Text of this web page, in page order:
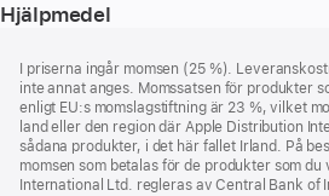
Hjälpmedel
I priserna ingår momsen (25 %).
inte annat anges. Momssatsen för produkter
enligt EU:s momslagstiftning är 23 %, vilket
land eller den region där Apple Distribution
sådana produkter, i det här fallet Irland. På
momsen som betalas för de produkter som
International Ltd. regleras av Central Bank of